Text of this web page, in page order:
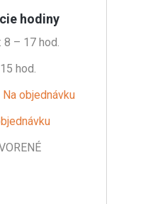
hodiny
8 – 17 hod.
hod.
Na objednávku